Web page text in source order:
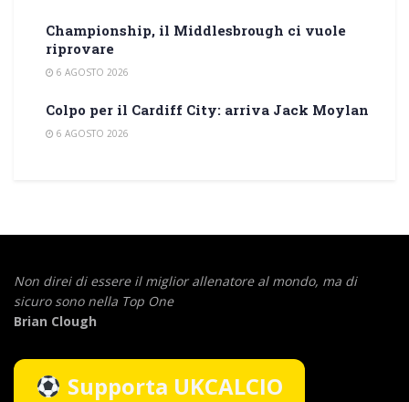
Championship, il Middlesbrough ci vuole
riprovare
6 AGOSTO 2026
Colpo per il Cardiff City: arriva Jack Moylan
6 AGOSTO 2026
Non direi di essere il miglior allenatore al mondo, ma di
sicuro sono nella Top One
Brian Clough
Supporta UKCALCIO